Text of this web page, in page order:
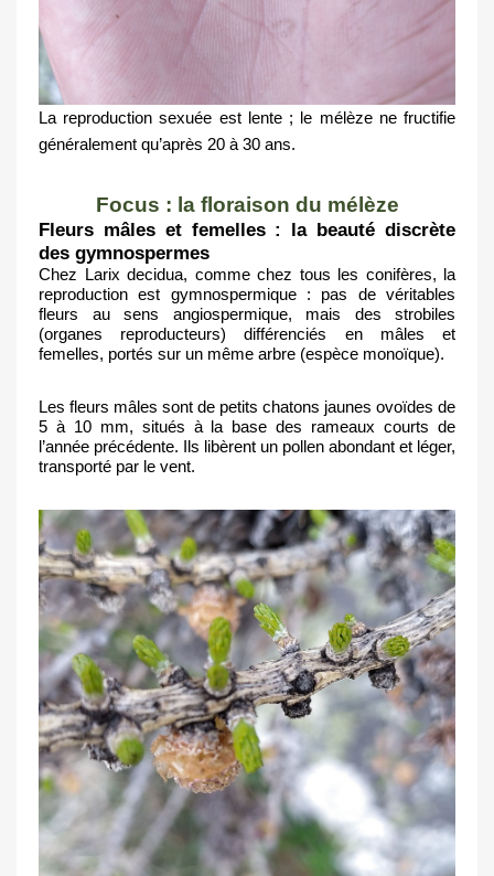
La reproduction sexuée est lente ; le mélèze ne fructifie
généralement qu’après 20 à 30 ans.
Focus : la floraison du mélèze
Fleurs mâles et femelles : la beauté discrète
des gymnospermes
Chez Larix decidua, comme chez tous les conifères, la
reproduction est gymnospermique : pas de véritables
fleurs au sens angiospermique, mais des strobiles
(organes reproducteurs) différenciés en mâles et
femelles, portés sur un même arbre (espèce monoïque).
Les fleurs mâles sont de petits chatons jaunes ovoïdes de
5 à 10 mm, situés à la base des rameaux courts de
l’année précédente. Ils libèrent un pollen abondant et léger,
transporté par le vent.